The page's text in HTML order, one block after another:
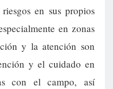
en sus propios
en zonas
y la atención son
y el cuidado en
con el campo, así